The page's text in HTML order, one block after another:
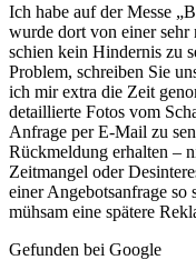
Ich habe auf der Messe
wurde dort von einer sehr
schien kein Hindernis zu
Problem, schreiben Sie
ich mir extra die Zeit
detaillierte Fotos vom
Anfrage per E-Mail zu
Rückmeldung erhalten –
Zeitmangel oder
einer Angebotsanfrage
mühsam eine spätere
Gefunden bei Google